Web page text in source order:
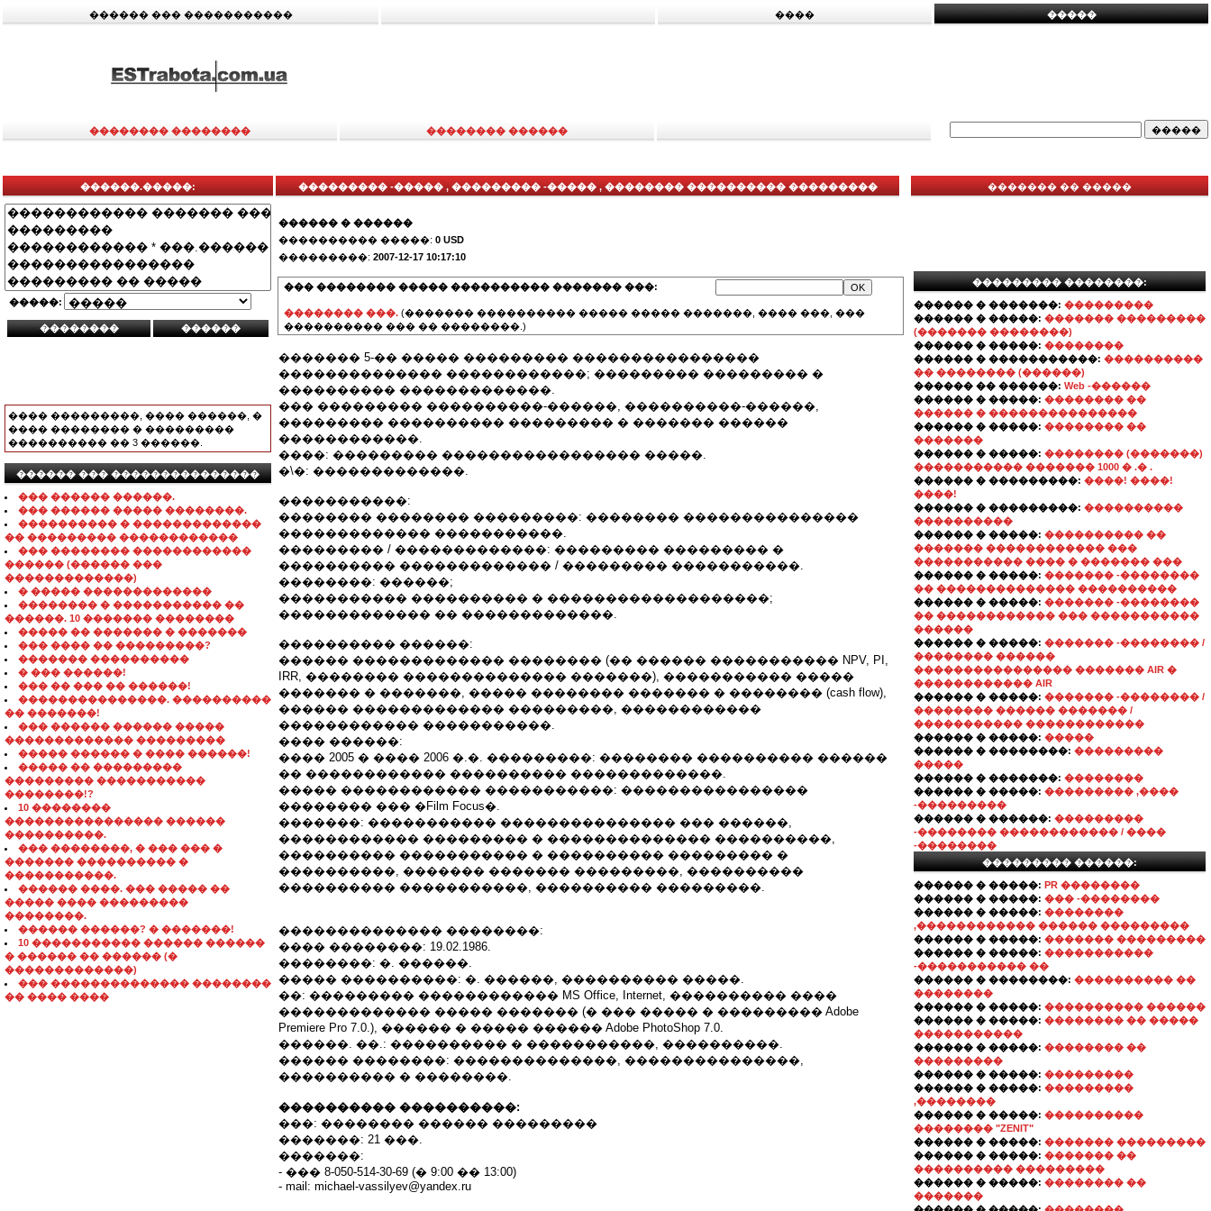
������ ��� ����������� ���� �����
�������� �������� �������� ������
������.�����:
�����:
���� ���������, ���� ������, �
���� �������� � ���������
���������� �� 3 ������.
������ ��� ���������������
��� ������ ������.
��� ������ ����� ��������.
���������� � �������������
�� ��������� ������������
��� �������� ������������
������ (������ ���
�������������)
� ����� �������������
�������� � ����������� ��
������. 10 ������� ��������
����� �� ������� � �������
��� ���� �� ���������?
������� ����������
� ��� ������!
��� �� ��� �� ������!
���������������. ����������
�� �������!
��� ������ ������ �����
������������� ���������
����� ������ � ���� ������!
����� �� ���������
��������� �����������
��������!?
10 ��������
���������������� ������
����������.
��� ��������, � ��� ��� �
������� ���������� �
�����������.
������ ����. ��� ����� ��
����� ���� ���������
��������.
������ ������? � �������!
10 ����������� ������ ������
� ������ �� ������ (�
�������������)
��� �������������� ��������
�� ���� ����
��������� -����� , ��������� -����� , �������� ���������� ���������
������ � ������
���������� �����: 0 USD
���������: 2007-12-17 10:17:10
��� �������� ����� ���������� ������� ���:
�������� ���. (������� ���������� ����� ����� �������, ���� ���, ���
���������� ��� �� ��������.)
������� 5-�� ����� ��������� ����������������
�������������� ������������; ��������� ��������� �
���������� �������������.
��� ��������� ����������-������, ����������-������,
��������� ���������� ��������� � ������� ������
������������.
����: ��������� ����������������� �����.
�\�: �������������.
�����������:
�������� �������� ���������: �������� ���������������
������������� �����������.
��������� / �������������: ��������� ��������� �
���������� ������������� / ��������� �����������.
��������: ������;
����������� ���������� � �������������������;
������������� �� �������������.
���������� ������:
������ ������������� �������� (�� ������ ����������� NPV, PI,
IRR, �������� �������������� �������), ����������� �����
������� � �������, ����� �������� ������� � �������� (cash flow),
������ ������������� ���������, ������������
������������ �����������.
���� ������:
���� 2005 � ���� 2006 �.�. ���������: �������� ���������� ������
�� ������������ ���������� �������������.
����� ������������ �����������: ����������������
�������� ��� �Film Focus�.
�������: ����������� ��������������� ��� ������,
������������ ��������� � �������������� ����������,
���������� ����������� � ���������� ��������� �
����������, ������� ������� ���������, ����������
���������� �����������, ���������� ���������.
�������������� ��������:
���� ��������: 19.02.1986.
��������: �. ������.
����� ����������: �. ������, ���������� �����.
��: ��������� ������������ MS Office, Internet, ���������� ����
������������� ����� ������� (� ��� ����� � ��������� Adobe
Premiere Pro 7.0.), ������ � ����� ������ Adobe PhotoShop 7.0.
������. ��.: ���������� � �����������, ����������.
������ ��������: ��������������, ���������������,
���������� � ��������.
���������� ����������:
���: �������� ������ ���������
�������: 21 ���.
�������:
- ��� 8-050-514-30-69 (� 9:00 �� 13:00)
- mail: michael-vassilyev@yandex.ru
������� �� �����
��������� ��������:
������ � �������: ���������
������ � �����: ������� ���������
(������� ��������)
������ � �����: ��������
������ � �����������: ����������
�� �������� (������)
������ �� ������: Web -������
������ � �����: �������� ��
������ � ���������������
������ � �����: �������� ��
�������
������ � �����: �������� (�������)
����������� ������� 1000 � .� .
������ � ���������: ����! ����!
����!
������ � ���������: ����������
����������
������ � �����: ���������� ��
������� ������������ ���
����������� ���� � ������� ���
������ � �����: ������� -��������
�� �������������� ����������
������ � �����: ������� -��������
�� ������������ ��� �����������
������
������ � �����: ������� -�������� /
�������� ������
���������������� ������� AIR �
������������ AIR
������ � �����: ������� -�������� /
�������� ������ ������� /
����������� ������������
������ � �����: �����
������ � ��������: ���������
�����
������ � �������: ��������
������ � �����: ��������� ,����
-���������
������ � ������: ���������
-�������� ������������ / ����
-��������
��������� ������:
������ � �����: PR ��������
������ � �����: ��� -��������
������ � �����: ��������
,������������ ������ ���������
������ � �����: ������� ���������
������ � �����: �����������
-����������� ��
������ � ��������: ���������� ��
��������
������ � �����: ���������� ������
������ � �����: �������� �� �����
�����������
������ � �����: �������� ��
���������
������ � �����: ���������
������ � �����: ���������
,��������
������ � �����: ����������
�������� "ZENIT"
������ � �����: ������� ���������
������ � �����: ������� ��
���������� ���������
������ � �����: �������� ��
�������